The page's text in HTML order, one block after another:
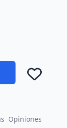
Opiniones